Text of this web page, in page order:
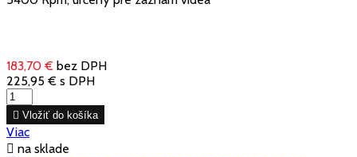
183,70 € bez DPH
225,95 € s DPH
 Vložiť do košíka
Viac
 na sklade